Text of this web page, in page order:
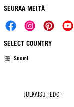
SEURAA MEITÄ
SELECT COUNTRY
Suomi
JULKAISUTIEDOT